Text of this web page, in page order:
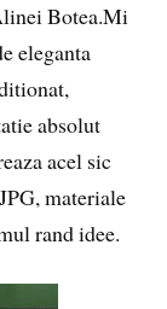
Botea.Mi
eleganta
absolut
acel sic
materiale
rand idee.